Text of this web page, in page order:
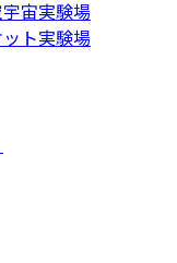
宙実験場
ト実験場